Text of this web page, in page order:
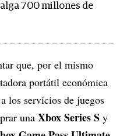
700 millones de
que, por el mismo
portátil económica
los servicios de juegos
una Xbox Series S y